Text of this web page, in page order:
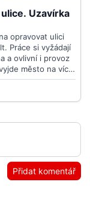
Přidat komentář